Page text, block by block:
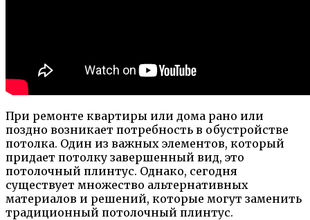
При ремонте квартиры или дома рано или
поздно возникает потребность в обустройстве
потолка. Один из важных элементов, который
придает потолку завершенный вид, это
потолочный плинтус. Однако, сегодня
существует множество альтернативных
материалов и решений, которые могут заменить
традиционный потолочный плинтус.